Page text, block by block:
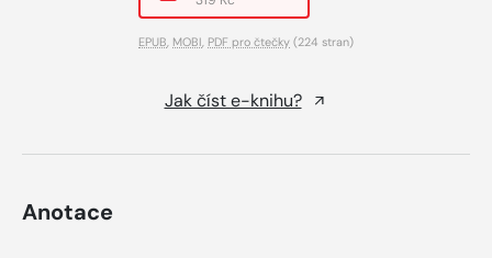
EPUB MOBI PDF pro čtečky (224 stran)
Jak číst e-knihu?
Anotace